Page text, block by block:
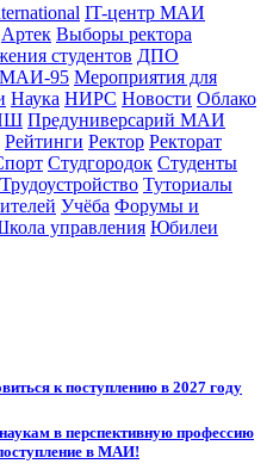
IT-центр МАИ
Артек Выборы ректора
студентов ДПО
МАИ-95 Мероприятия для
Наука НИРС Новости Облако
Предуниверсарий МАИ
Рейтинги Ректор Ректорат
Студгородок Студенты
Трудоустройство Туториалы
Учёба Форумы и
управления Юбилеи
к поступлению в 2027 году
в перспективную профессию
в МАИ!